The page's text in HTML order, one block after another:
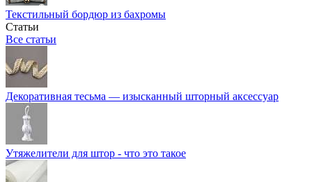
Текстильный бордюр из бахромы
Статьи
Все статьи
Декоративная тесьма — изысканный шторный аксессуар
Утяжелители для штор - что это такое